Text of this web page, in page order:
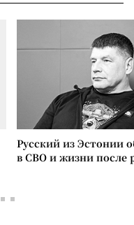
Русский из Эстонии
в СВО и жизни после